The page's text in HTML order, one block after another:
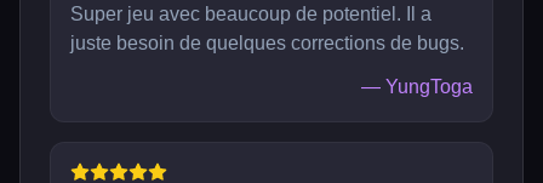
Super jeu avec beaucoup de potentiel. Il a
juste besoin de quelques corrections de bugs.
— YungToga